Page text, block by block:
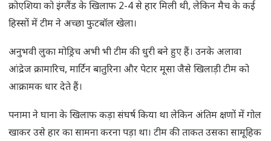
क्रोएशिया को इंग्लैंड के खिलाफ 2-4 से हार मिली थी, लेकिन मैच के कई
हिस्सों में टीम ने अच्छा फुटबॉल खेला।
अनुभवी लुका मोड्रिच अभी भी टीम की धुरी बने हुए हैं। उनके अलावा
आंद्रेज क्रामारिच, मार्टिन बातुरिना और पेटार मूसा जैसे खिलाड़ी टीम को
आक्रामक धार देते हैं।
पनामा ने घाना के खिलाफ कड़ा संघर्ष किया था लेकिन अंतिम क्षणों में गोल
खाकर उसे हार का सामना करना पड़ा था। टीम की ताकत उसका सामूहिक